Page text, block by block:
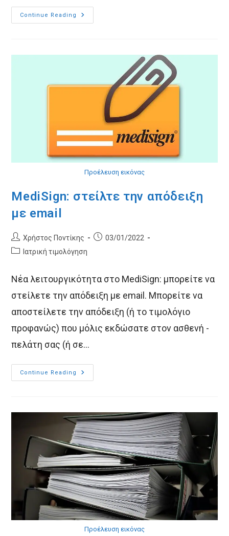
Continue Reading
Το
MediSign
Προέλευση εικόνας
MediSign: στείλτε την απόδειξη
με email
Post
author:
Χρήστος Ποντίκης
Post03/01/2022
PostΙατρική τιμολόγηση
Νέα λειτουργικότητα στο MediSign: μπορείτε να
στείλετε την απόδειξη με email. Μπορείτε να
αποστείλετε την απόδειξη (ή το τιμολόγιο
προφανώς) που μόλις εκδώσατε στον ασθενή -
πελάτη σας (ή σε…
Continue Reading
MediSign:
Στείλτε
Προέλευση εικόνας